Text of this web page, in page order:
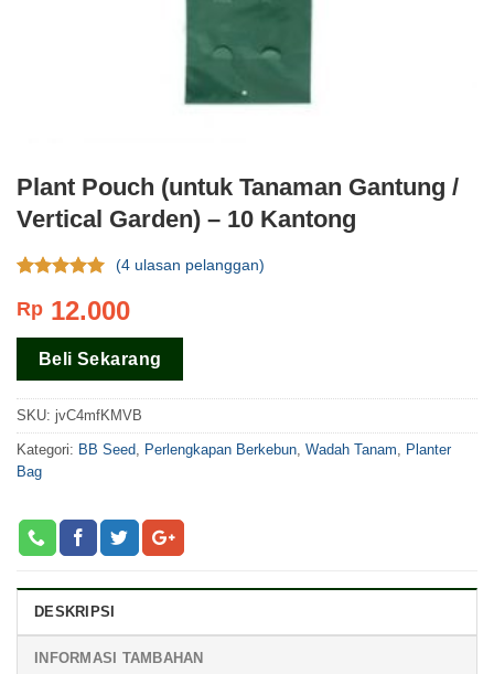
Plant Pouch (untuk Tanaman Gantung /
Vertical Garden) – 10 Kantong
dari 5
pelanggan
(4 ulasan pelanggan)
Rp 12.000
Beli Sekarang
SKU: jvC4mfKMVB
Kategori: BB Seed Perlengkapan Berkebun Wadah Tanam
Planter
Bag
DESKRIPSI
INFORMASI TAMBAHAN